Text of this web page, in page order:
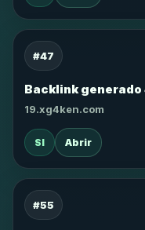
#47
Backlink generado
19.xg4ken.com
SI Abrir
#55